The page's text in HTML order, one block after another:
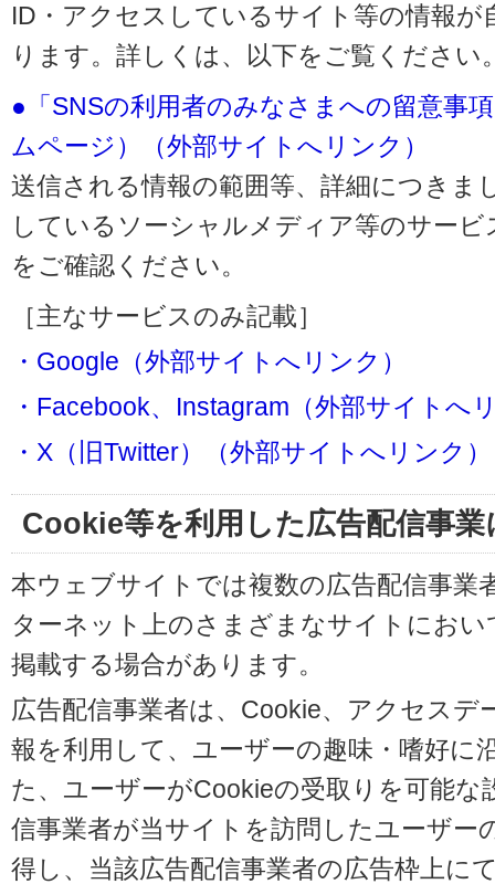
ID・アクセスしているサイト等の情報
ります。詳しくは、以下をご覧ください
●「SNSの利用者のみなさまへの留意事
ムページ）（外部サイトへリンク）
送信される情報の範囲等、詳細につきま
しているソーシャルメディア等のサー
をご確認ください。
［主なサービスのみ記載］
・Google（外部サイトへリンク）
・Facebook、Instagram（外部サイトへ
・X（旧Twitter）（外部サイトへリンク）
Cookie等を利用した広告配信事
本ウェブサイトでは複数の広告配信事業
ターネット上のさまざまなサイトにお
掲載する場合があります。
広告配信事業者は、Cookie、アクセスデ
報を利用して、ユーザーの趣味・嗜好に
た、ユーザーがCookieの受取りを可能
信事業者が当サイトを訪問したユーザー
得し、当該広告配信事業者の広告枠上に